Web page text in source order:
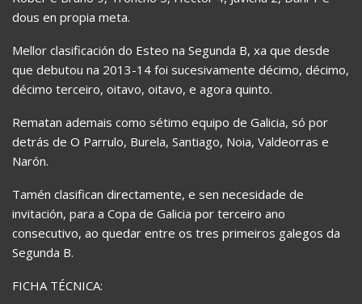
dous en propia meta.
Mellor clasificación do Esteo na Segunda B, xa que desde
que debutou na 2013-14 foi sucesivamente décimo, décimo,
décimo terceiro, oitavo, oitavo, e agora quinto.
Rematan ademais como sétimo equipo de Galicia, só por
detrás de O Parrulo, Burela, Santiago, Noia, Valdeorras e
Narón.
Tamén clasifican directamente, e sen necesidade de
invitación, para a Copa de Galicia por terceiro ano
consecutivo, ao quedar entre os tres primeiros galegos da
Segunda B.
FICHA TÉCNICA: